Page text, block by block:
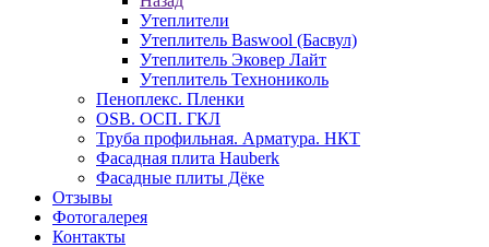
Утеплители
Утеплитель Baswool (Басвул)
Утеплитель Эковер Лайт
Утеплитель Технониколь
Пеноплекс. Пленки
OSB. ОСП. ГКЛ
Труба профильная. Арматура. НКТ
Фасадная плита Hauberk
Фасадные плиты Дёке
Отзывы
Фотогалерея
Контакты